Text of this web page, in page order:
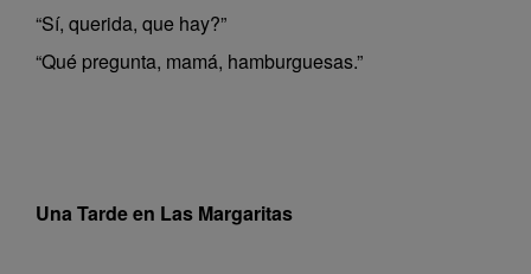
“Sí, querida, que hay?”
“Qué pregunta, mamá, hamburguesas.”
Una Tarde en Las Margaritas